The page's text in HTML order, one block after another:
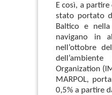
E così, a
stato portato
Baltico e
navigano in
nell’ottobre
Organization
MARPOL,
0,5% a partire